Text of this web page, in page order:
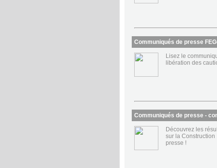
Communiqués de presse
Lisez le
libération des
Communiqués de presse -
Découvrez les
sur la
presse !